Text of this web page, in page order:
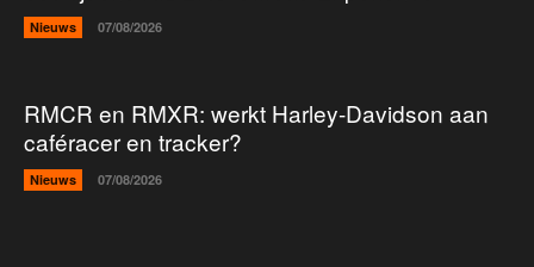
Nieuws 07/08/2026
RMCR en RMXR: werkt Harley-Davidson aan
caféracer en tracker?
Nieuws 07/08/2026